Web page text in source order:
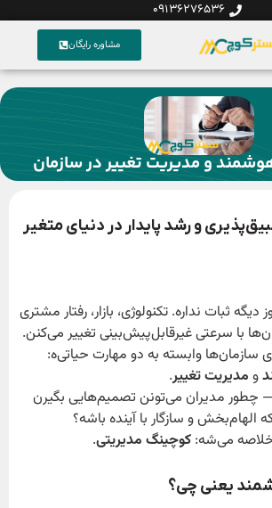
09136276536
مشاوره رایگان
و مدیریت تغییر در سازمان
و رشد پایدار در دنیای متغیر
ثبات نداره. تکنولوژی، بازار، رفتار مشتری
با سرعتی غیرقابل‌پیش‌بینی تغییر می‌کنن.
سازمان‌ها وابسته به دو مهارت حیاتی‌ه:
و مدیریت تغییر.
چطور مدیران می‌تونن تصمیم‌هایی بگیرن
الهام‌بخش و سازگار با آینده باشه؟
می‌شه: کوچینگ مدیریتی.
یعنی چی؟